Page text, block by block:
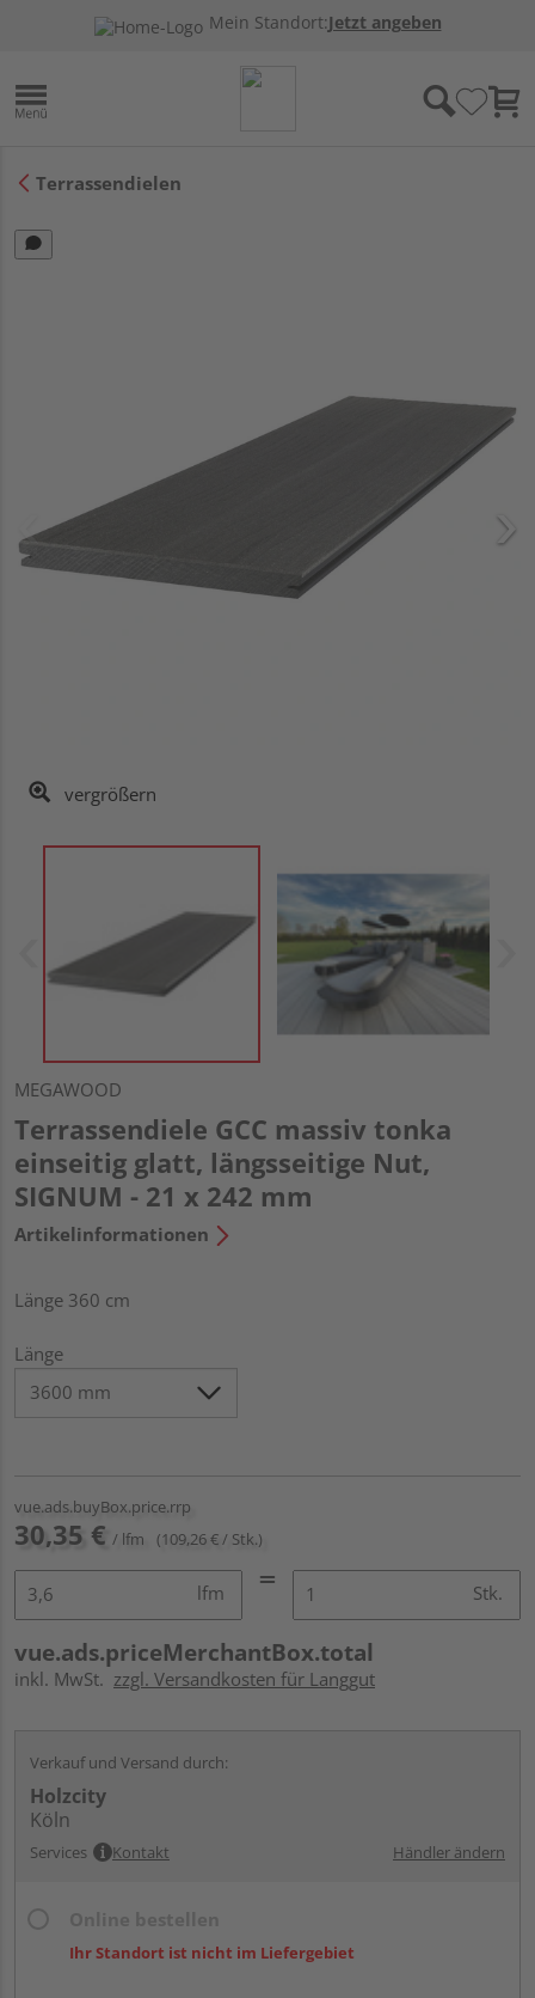
Mein Standort:Jetzt angeben
Terrassendielen
vergrößern
MEGAWOOD
Terrassendiele GCC massiv tonka
einseitig glatt, längsseitige Nut,
SIGNUM - 21 x 242 mm
Artikelinformationen
Länge 360 cm
Länge
vue.ads.buyBox.price.rrp
30,35 € / lfm (109,26 € / Stk.)
lfm Stk.
vue.ads.priceMerchantBox.total
inkl. MwSt. zzgl. Versandkosten für Langgut
Verkauf und Versand durch:
Holzcity
Köln
Services Kontakt Händler ändern
Ihr Standort ist nicht im Liefergebiet